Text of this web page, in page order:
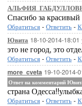
Спасибо за
Обратиться - Ответить -
Ювита 18-10-2014-18:01
это не город, это
Обратиться - Ответить -
more_cveta 19-10-2014-
Ответ на комментарий
страна
Обратиться - Ответить -